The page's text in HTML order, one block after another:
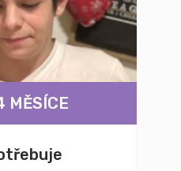
MĚSÍCE